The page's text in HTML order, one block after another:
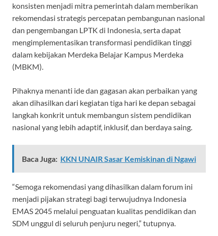
konsisten menjadi mitra pemerintah dalam memberikan
rekomendasi strategis percepatan pembangunan nasional
dan pengembangan LPTK di Indonesia, serta dapat
mengimplementasikan transformasi pendidikan tinggi
dalam kebijakan Merdeka Belajar Kampus Merdeka
(MBKM).
Pihaknya menanti ide dan gagasan akan perbaikan yang
akan dihasilkan dari kegiatan tiga hari ke depan sebagai
langkah konkrit untuk membangun sistem pendidikan
nasional yang lebih adaptif, inklusif, dan berdaya saing.
Baca Juga: KKN UNAIR Sasar Kemiskinan di Ngawi
“Semoga rekomendasi yang dihasilkan dalam forum ini
menjadi pijakan strategi bagi terwujudnya Indonesia
EMAS 2045 melalui penguatan kualitas pendidikan dan
SDM unggul di seluruh penjuru negeri,” tutupnya.